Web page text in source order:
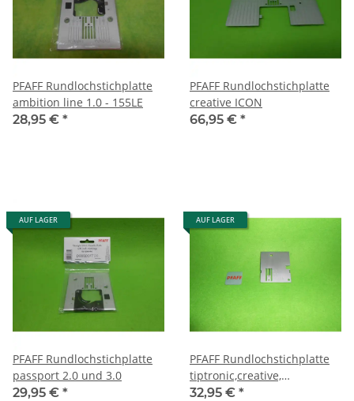
PFAFF Rundlochstichplatte
ambition line 1.0 - 155LE
28,95 € *
PFAFF Rundlochstichplatte
creative ICON
66,95 € *
AUF LAGER
PFAFF Rundlochstichplatte
passport 2.0 und 3.0
29,95 € *
AUF LAGER
PFAFF Rundlochstichplatte
tiptronic,creative,
expression
32,95 € *